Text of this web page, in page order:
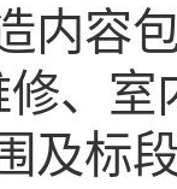
内容
、
及标